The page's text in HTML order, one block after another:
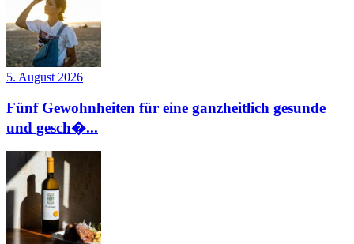
5. August 2026
Fünf Gewohnheiten für eine ganzheitlich gesunde
und gesch�...